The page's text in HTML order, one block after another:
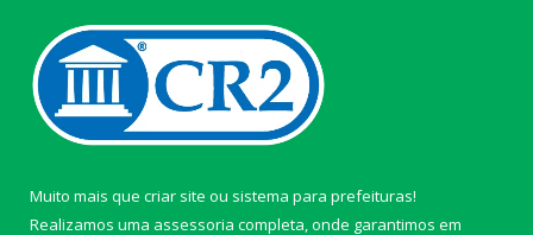
Muito mais que criar site ou sistema para prefeituras!
Realizamos uma assessoria completa, onde garantimos em